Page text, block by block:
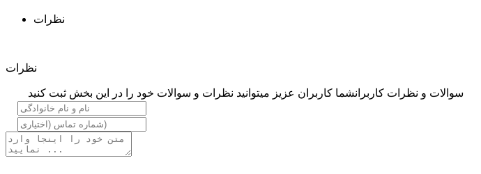
نظرات
نظرات
سوالات و نظرات کاربرانشما کاربران عزیز میتوانید نظرات و سوالات خود را در این بخش ثبت کنید